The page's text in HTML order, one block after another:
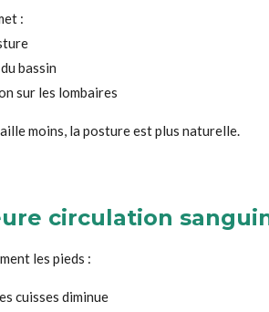
:
bassin
sur les lombaires
moins, la posture est plus naturelle.
circulation
les pieds :
cuisses diminue